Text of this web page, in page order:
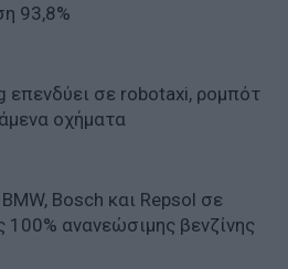
93,8%
επενδύει σε robotaxi, ρομπότ
οχήματα
Bosch και Repsol σε
100% ανανεώσιμης βενζίνης